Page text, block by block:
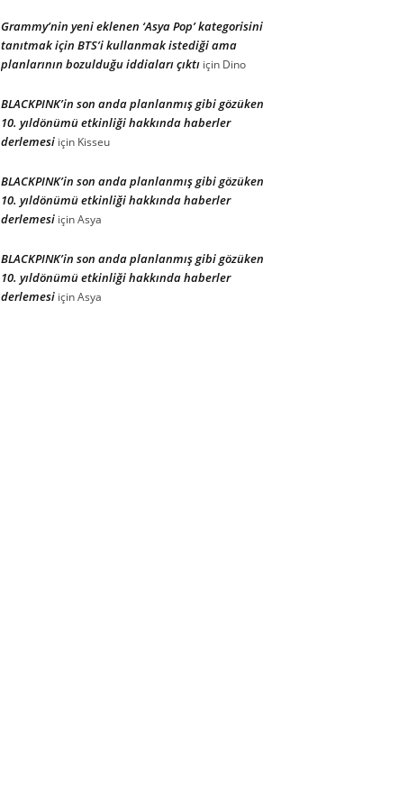
Grammy’nin yeni eklenen ‘Asya Pop’ kategorisini
tanıtmak için BTS’i kullanmak istediği ama
planlarının bozulduğu iddiaları çıktı için Dino
BLACKPINK’in son anda planlanmış gibi gözüken
10. yıldönümü etkinliği hakkında haberler
derlemesi için Kisseu
BLACKPINK’in son anda planlanmış gibi gözüken
10. yıldönümü etkinliği hakkında haberler
derlemesi içinAsya
BLACKPINK’in son anda planlanmış gibi gözüken
10. yıldönümü etkinliği hakkında haberler
derlemesi içinAsya